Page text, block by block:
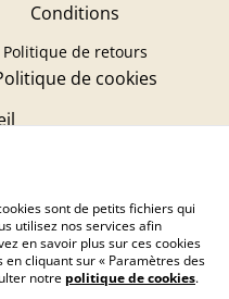
Conditions
Politique de retours
de cookies
sont de petits fichiers qui
utilisez nos services afin
en savoir plus sur ces cookies
cliquant sur « Paramètres des
notre politique de cookies.